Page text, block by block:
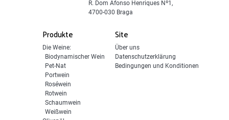
Produkte
Die Weine:
Biodynamischer Wein
Pet-Nat
Portwein
Roséwein
Rotwein
Schaumwein
Weißwein
Site
Über uns
Datenschutzerklärung
Bedingungen und Konditionen
R. Dom Afonso Henriques Nº1,
4700-030 Braga